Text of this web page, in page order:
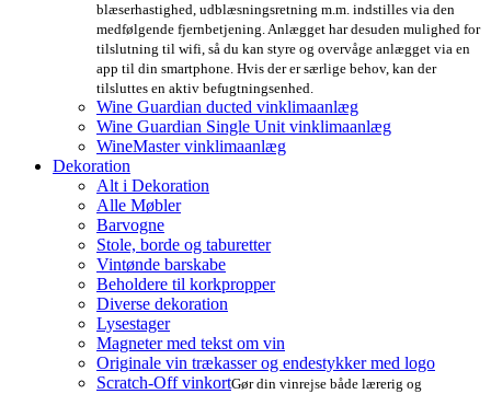
blæserhastighed, udblæsningsretning m.m. indstilles via den
medfølgende fjernbetjening. Anlægget har desuden mulighed for
tilslutning til wifi, så du kan styre og overvåge anlægget via en
app til din smartphone. Hvis der er særlige behov, kan der
tilsluttes en aktiv befugtningsenhed.
Wine Guardian ducted vinklimaanlæg
Wine Guardian Single Unit vinklimaanlæg
WineMaster vinklimaanlæg
Dekoration
Alt i Dekoration
Alle Møbler
Barvogne
Stole, borde og taburetter
Vintønde barskabe
Beholdere til korkpropper
Diverse dekoration
Lysestager
Magneter med tekst om vin
Originale vin trækasser og endestykker med logo
Scratch-Off vinkortGør din vinrejse både lærerig og